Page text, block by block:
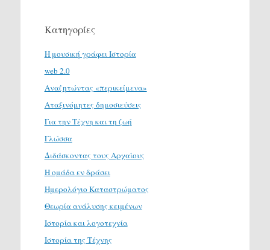
Κατηγορίες
H μουσική γράφει Ιστορία
web 2.0
Αναζητώντας «περικείμενα»
Αταξινόμητες δημοσιεύσεις
Για την Τέχνη και τη ζωή
Γλώσσα
Διδάσκοντας τους Αρχαίους
Η ομάδα εν δράσει
Ημερολόγιο Καταστρώματος
Θεωρία ανάλυσης κειμένων
Ιστορία και λογοτεχνία
Ιστορία της Τέχνης